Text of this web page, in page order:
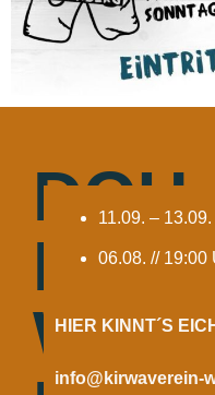
DOU
IS
WOS
11.09. –
06.08. // 19:00
HIER KINNT´S
info@kirwaverein-